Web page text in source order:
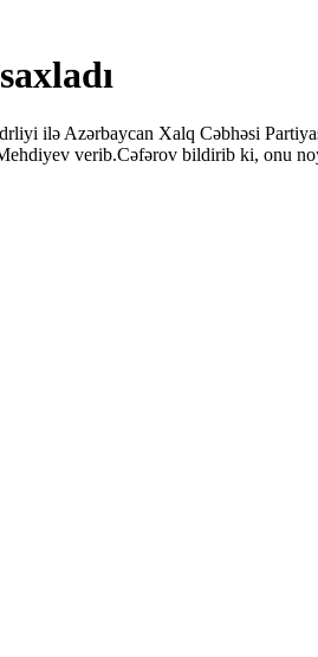
ilə Azərbaycan Xalq Cəbhəsi
verib.Cəfərov bildirib ki, onu